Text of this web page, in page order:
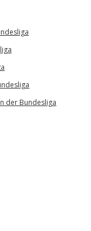
der Bundesliga